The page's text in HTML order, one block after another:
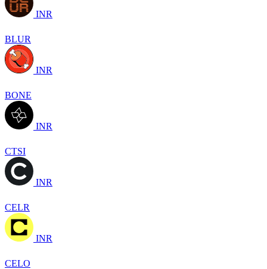
INR
BLUR
INR
BONE
INR
CTSI
INR
CELR
INR
CELO